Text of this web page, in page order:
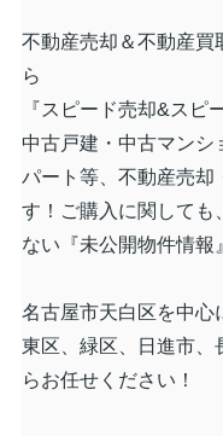
不動産売却＆不動産買
ら
『スピード売却&ス
中古戸建・中古マンシ
パート等、不動産売却
す！ ご購入に関しても
ない『未公開物件情報
名古屋市天白区を中心
東区、緑区、日進市、
らお任せください！